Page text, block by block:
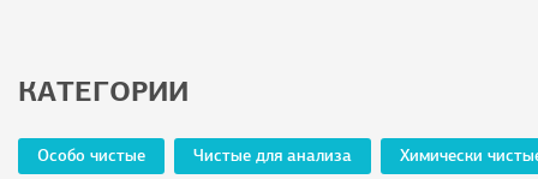
КАТЕГОРИИ
Особо чистые Чистые для анализа Химически